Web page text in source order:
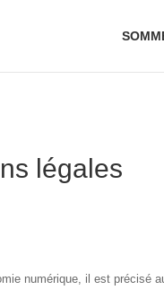
légales
numérique, il est précisé